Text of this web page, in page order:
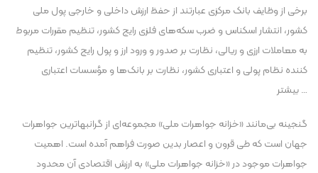
برخی از وظايف بانک مرکزی عبارتند از حفظ ارزش داخلی و خارجی پول ملی
کشور، انتشار اسکناس و ضرب سکه‌های فلزی رايج کشور، تنظيم مقررات مربوط
به معاملات ارزی و ريالی، نظارت بر صدور و ورود ارز و پول رايج کشور، تنظيم
کننده نظام پولی و اعتباری کشور، نظارت بر بانک‌ها و مؤسسات اعتباری
… بيشتر
گنجينه بی‌مانند «خزانه جواهرات ملی» مجموعه‌ای از گرانبهاترين جواهرات
جهان است که طی قرون و اعصار بدين صورت فراهم آمده است. اهميت
جواهرات موجود در «خزانه جواهرات ملی» به ارزش اقتصادی آن محدود